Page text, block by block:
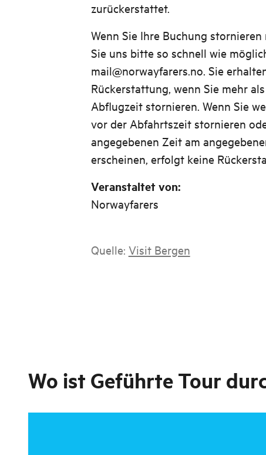
zurückerstattet.
Wenn Sie Ihre Buchung
Sie uns bitte so schnell wie
mail@norwayfarers.no. Sie
Rückerstattung, wenn Sie mehr
Abflugzeit stornieren. Wenn Sie
vor der Abfahrtszeit stornieren
angegebenen Zeit am
erscheinen, erfolgt keine
Veranstaltet von:
Norwayfarers
Quelle: Visit Bergen
Wo ist Geführte Tour